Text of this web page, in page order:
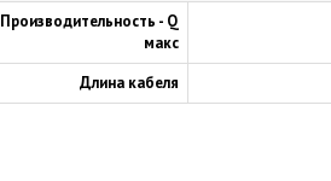
Производительность - Q
макс
Длина кабеля